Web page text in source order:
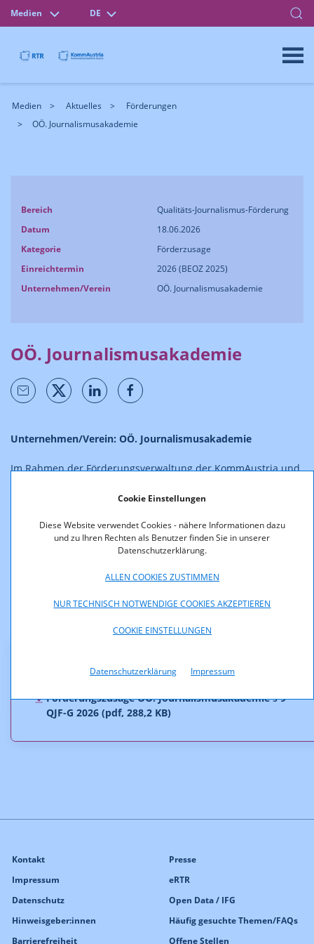
Cookie Einstellungen
Diese Website verwendet Cookies - nähere Informationen dazu
und zu Ihren Rechten als Benutzer finden Sie in unserer
Datenschutzerklärung.
ALLEN COOKIES ZUSTIMMEN
NUR TECHNISCH NOTWENDIGE COOKIES AKZEPTIEREN
COOKIE EINSTELLUNGEN
Datenschutzerklärung Impressum
Medien DE
Medien Aktuelles
Förderungen
OÖ. Journalismusakademie
Bereich
Qualitäts-Journalismus-Förderung
Datum
18.06.2026
Kategorie
Förderzusage
Einreichtermin
2026 (BEOZ 2025)
Unternehmen/Verein
OÖ. Journalismusakademie
OÖ. Journalismusakademie
Unternehmen/Verein: OÖ. Journalismusakademie
Im Rahmen der Förderungsverwaltung der KommAustria und
des Informationsfreiheitsgesetzes (IFG), BGBl. I Nr. 5/2024,
auch die Förderverträge (allenfalls auszugsweise)
veröffentlicht. Verträge und Entscheidungen sind
Informationen im allgemeinen Interesse im Sinn des § 2 Abs.
2 IFG und, soweit und solange sie nicht der Geheimhaltung
des § 6 IFG unterliegen, gemäß § 4 IFG proaktiv im Internet zu
veröffentlichen.
Downloads
Förderungszusage OÖ. Journalismusakademie § 9
QJF-G 2026 (pdf, 288,2 KB)
Kontakt
Impressum
Datenschutz
Hinweisgeber:innen
Barrierefreiheit
Presse
eRTR
Open Data / IFG
Häufig gesuchte Themen/FAQs
Offene Stellen